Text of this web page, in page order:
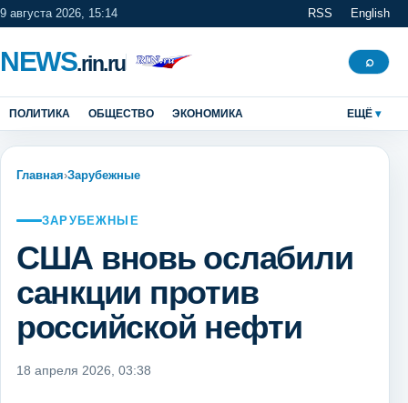
9 августа 2026, 15:14 RSS English
NEWS.rin.ru Поиск
⌕
ПОЛИТИКА ОБЩЕСТВО ЭКОНОМИКА ЕЩЁ
Главная›Зарубежные
ЗАРУБЕЖНЫЕ
США вновь ослабили
санкции против
российской нефти
18 апреля 2026, 03:38